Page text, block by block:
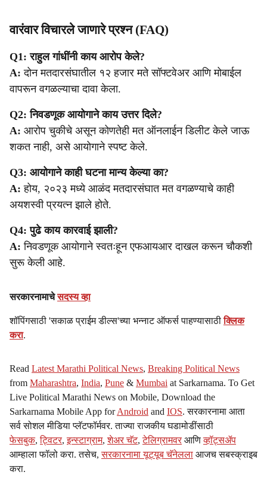
वारंवार विचारले जाणारे प्रश्न (FAQ)
Q1: राहुल गांधींनी काय आरोप केले?
A: दोन मतदारसंघातील १२ हजार मते सॉफ्टवेअर आणि मोबाईल
वापरून वगळल्याचा दावा केला.
Q2: निवडणूक आयोगाने काय उत्तर दिले?
A: आरोप चुकीचे असून कोणतेही मत ऑनलाईन डिलीट केले जाऊ
शकत नाही, असे आयोगाने स्पष्ट केले.
Q3: आयोगाने काही घटना मान्य केल्या का?
A: होय, २०२३ मध्ये आळंद मतदारसंघात मत वगळण्याचे काही
अयशस्वी प्रयत्न झाले होते.
Q4: पुढे काय कारवाई झाली?
A: निवडणूक आयोगाने स्वतःहून एफआयआर दाखल करून चौकशी
सुरू केली आहे.
सरकारनामाचेसदस्य व्हा
शॉपिंगसाठी 'सकाळ प्राईम डील्स'च्या भन्नाट ऑफर्स पाहण्यासाठीक्लिक
करा.
Read Latest Marathi Political News, Breaking Political News
from Maharashtra, India, Pune & Mumbai at Sarkarnama. To Get
Live Political Marathi News on Mobile, Download the
Sarkarnama Mobile App forAndroid and IOS. सरकारनामा आता
सर्व सोशल मीडिया प्लॅटफॉर्मवर. ताज्या राजकीय घडामोडींसाठी
फेसबुक,ट्विटर,इन्स्टाग्राम,शेअर चॅट,टेलिग्रामवर आणिव्हॉट्सॲप
आम्हाला फॉलो करा. तसेच,सरकारनामा यूट्यूब चॅनेलला आजच सबस्क्राइब
करा.